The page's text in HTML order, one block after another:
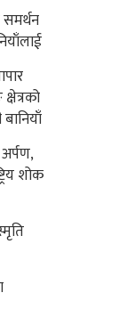
अर्पण,
शोक